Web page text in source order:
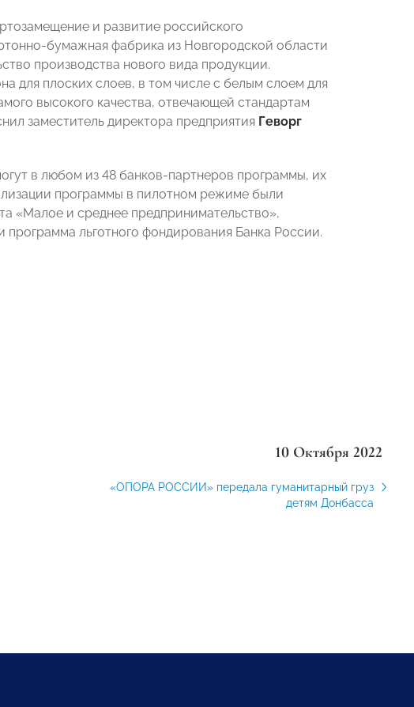
и развитие российского
бумажная фабрика из Новгородской области
производства нового вида продукции.
для плоских слоев, в том числе с белым слоем для
высокого качества, отвечающей стандартам
заместитель директора предприятия Геворг
в любом из 48 банков-партнеров программы, их
программы в пилотном режиме были
«Малое и среднее предпринимательство»,
программа льготного фондирования Банка России.
10 Октября 2022
«ОПОРА РОССИИ» передала гуманитарный груз
детям Донбасса